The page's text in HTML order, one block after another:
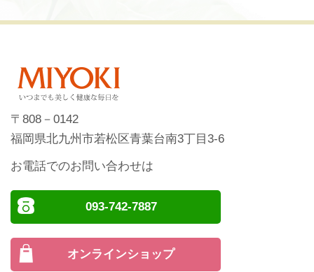
〒808－0142
福岡県北九州市若松区青葉台南3丁目3-6
お電話でのお問い合わせは
093-742-7887
オンラインショップ